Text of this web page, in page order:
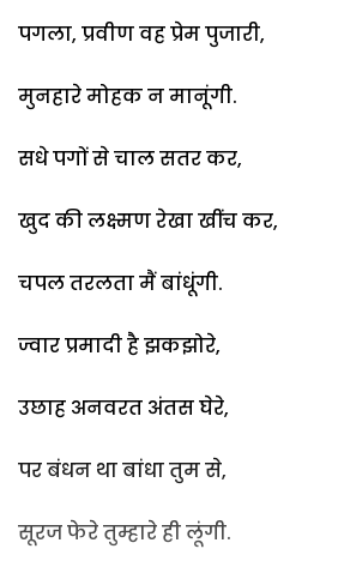
पगला, प्रवीण वह प्रेम पुजारी,
मुनहारे मोहक न मानूंगी.
सधे पगों से चाल सतर कर,
खुद की लक्ष्मण रेखा खींच कर,
चपल तरलता मैं बांधूंगी.
ज्वार प्रमादी है झकझोरे,
उछाह अनवरत अंतस घेरे,
पर बंधन था बांधा तुम से,
सूरज फेरे तुम्हारे ही लूंगी.